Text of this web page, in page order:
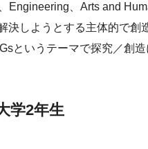
Engineering、Arts and
しようとする主体的で創
というテーマで探究／創造
学2年生